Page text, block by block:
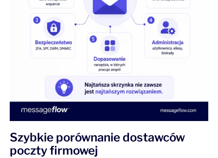
Szybkie porównanie dostawców
poczty firmowej